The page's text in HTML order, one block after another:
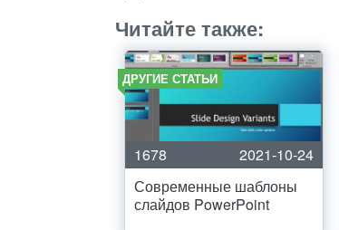
Читайте также:
ДРУГИЕ СТАТЬИ
1678
2021-10-24
Современные шаблоны
слайдов PowerPoint